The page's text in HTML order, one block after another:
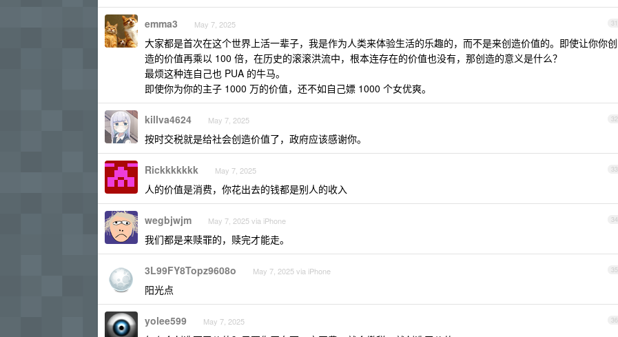
31
emma3 May 7, 2025
大家都是首次在这个世界上活一辈子，我是作为人类来体验生活的乐趣的，而不是来创造价值的。即使让你你创
造的价值再乘以 100 倍，在历史的滚滚洪流中，根本连存在的价值也没有，那创造的意义是什么？
最烦这种连自己也 PUA 的牛马。
即使你为你的主子 1000 万的价值，还不如自己嫖 1000 个女优爽。
32
killva4624 May 7, 2025
按时交税就是给社会创造价值了，政府应该感谢你。
33
Rickkkkkkk May 7, 2025
人的价值是消费，你花出去的钱都是别人的收入
34
wegbjwjm May 7, 2025 via iPhone
我们都是来赎罪的，赎完才能走。
35
3L99FY8Topz9608o May 7, 2025 via iPhone
阳光点
36
yolee599 May 7, 2025